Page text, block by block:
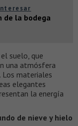
de la bodega
suelo, que
una atmósfera
Los materiales
elegantes
la energía
de nieve y hielo